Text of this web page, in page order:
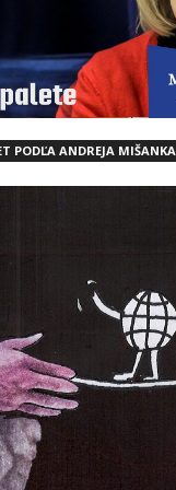
PODĽA ANDREJA MIŠANKA